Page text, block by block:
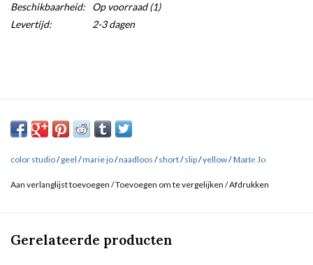
Beschikbaarheid: Op voorraad(1)
Levertijd:
2-3 dagen
color studio/geel /marie jo/naadloos /short/slip/yellow/Marie Jo
Aan verlanglijst toevoegen /Toevoegen om te vergelijken /Afdrukken
Gerelateerde producten